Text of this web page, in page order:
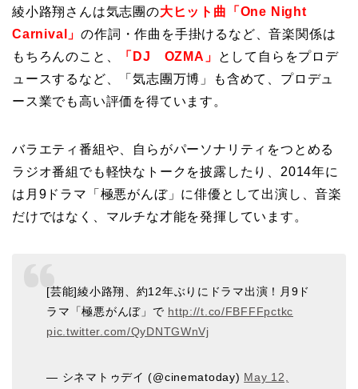
綾小路翔さんは気志團の大ヒット曲「One Night
Carnival」の作詞・作曲を手掛けるなど、音楽関係は
もちろんのこと、
「DJ OZMA」
として自らをプロデ
ュースするなど、「気志團万博」も含めて、プロデュ
ース業でも高い評価を得ています。
バラエティ番組や、自らがパーソナリティをつとめる
ラジオ番組でも軽快なトークを披露したり、2014年に
は月9ドラマ「極悪がんぼ」に俳優として出演し、音楽
だけではなく、マルチな才能を発揮しています。
[芸能]綾小路翔、約12年ぶりにドラマ出演！月9ド
ラマ「極悪がんぼ」で http://t.co/FBFFFpctkc
pic.twitter.com/QyDNTGWnVj
— シネマトゥデイ (@cinematoday) May 12,